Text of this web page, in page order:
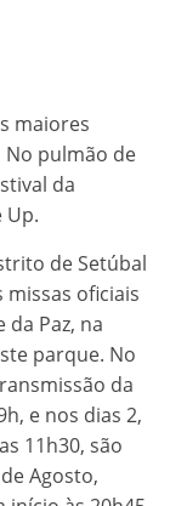
maiores
No pulmão de
da
Up.
de Setúbal
oficiais
Paz, na
parque. No
da
e nos dias 2,
11h30, são
Agosto,